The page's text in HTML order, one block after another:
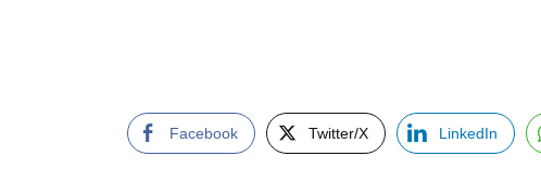
Facebook Twitter/X LinkedIn